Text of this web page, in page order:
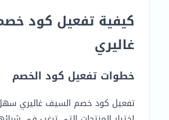
كيفية تفعيل كود
غاليري
خطوات تفعيل كود الخصم
تفعيل كود خصم السيف غاليري